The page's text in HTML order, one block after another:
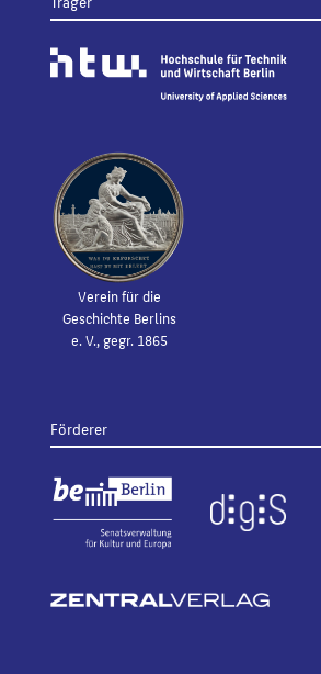
Verein für die
Geschichte Berlins
e. V., gegr. 1865
Förderer